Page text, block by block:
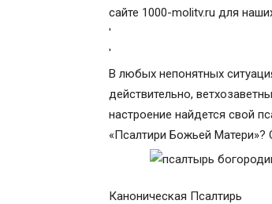
сайте 1000-molitv.ru для
'
'
В любых непонятных
действительно,
настроение найдется свой
«Псалтири Божьей Матери»?
Каноническая Псалтирь